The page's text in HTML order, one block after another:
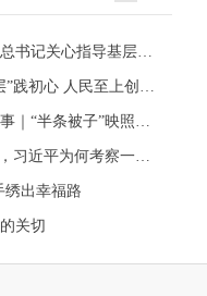
绣出幸福路
关切